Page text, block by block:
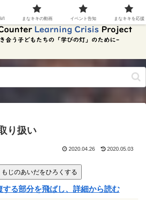
り扱い
2020.04.26 2020.05.03
もじのあいだをひろくする
する部分を飛ばし、詳細から読む
まなキキの動画 イベント告知 まなキキを応援